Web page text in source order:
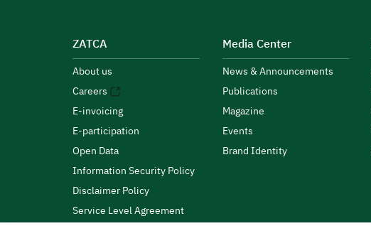
ZATCA
About us
Careers
E-invoicing
E-participation
Open Data
Information Security Policy
Disclaimer Policy
Service Level Agreement
Media Center
News & Announcements
Publications
Magazine
Events
Brand Identity